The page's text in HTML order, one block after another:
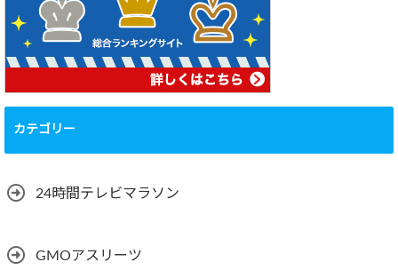
カテゴリー
24時間テレビマラソン
GMOアスリーツ